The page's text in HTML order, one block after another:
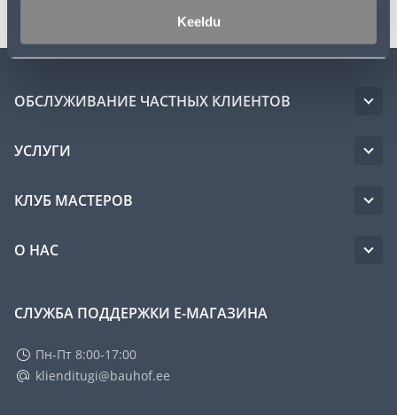
Keeldu
ОБСЛУЖИВАНИЕ ЧАСТНЫХ КЛИЕНТОВ
УСЛУГИ
КЛУБ МАСТЕРОВ
О НАС
СЛУЖБА ПОДДЕРЖКИ Е-МАГАЗИНА
Пн-Пт 8:00-17:00
klienditugi@bauhof.ee